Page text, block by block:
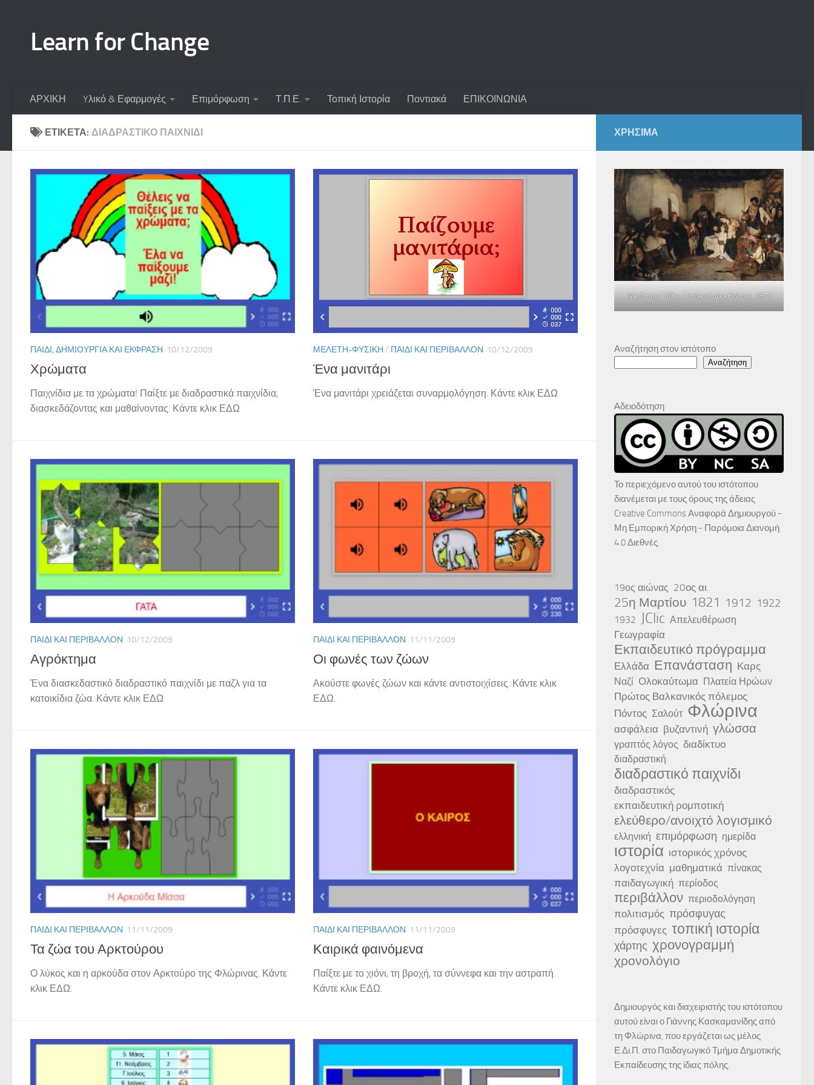
Learn for Change
ΑΡΧΙΚΗ Yλικό & Εφαρμογές Επιμόρφωση Τ.Π.Ε. Τοπική Ιστορία Ποντιακά ΕΠΙΚΟΙΝΩΝΙΑ
ΕΤΙΚΈΤΑ: ΔΙΑΔΡΑΣΤΙΚΌ ΠΑΙΧΝΊΔΙ
ΠΑΙΔΊ, ΔΗΜΙΟΥΡΓΊΑ ΚΑΙ ΈΚΦΡΑΣΗ 10/12/2009
Χρώματα
Παιχνίδια με τα χρώματα! Παίξτε με διαδραστικά παιχνίδια,
διασκεδάζοντας και μαθαίνοντας. Κάντε κλικ ΕΔΩ
ΜΕΛΈΤΗ-ΦΥΣΙΚΉ / ΠΑΙΔΊ ΚΑΙ ΠΕΡΙΒΆΛΛΟΝ 10/12/2009
Ένα μανιτάρι
Ένα μανιτάρι χρειάζεται συναρμολόγηση. Κάντε κλικ ΕΔΩ
ΠΑΙΔΊ ΚΑΙ ΠΕΡΙΒΆΛΛΟΝ 10/12/2009
Αγρόκτημα
Ένα διασκεδαστικό διαδραστικό παιχνίδι με παζλ για τα
κατοικίδια ζώα. Κάντε κλικ ΕΔΩ
ΠΑΙΔΊ ΚΑΙ ΠΕΡΙΒΆΛΛΟΝ 11/11/2009
Οι φωνές των ζώων
Ακούστε φωνές ζώων και κάντε αντιστοιχίσεις. Κάντε κλικ
ΕΔΩ.
ΠΑΙΔΊ ΚΑΙ ΠΕΡΙΒΆΛΛΟΝ 11/11/2009
Τα ζώα του Αρκτούρου
Ο λύκος και η αρκούδα στον Αρκτούρο της Φλώρινας. Κάντε
κλικ ΕΔΩ.
ΠΑΙΔΊ ΚΑΙ ΠΕΡΙΒΆΛΛΟΝ 11/11/2009
Καιρικά φαινόμενα
Παίξτε με το χιόνι, τη βροχή, τα σύννεφα και την αστραπή.
Κάντε κλικ ΕΔΩ.
ΧΡΗΣΙΜΑ
Νικόλαος Γύζης,Παιδικοί αρραβώνες, 1877
Αναζήτηση στον ιστότοπο
Αναζήτηση
Αδειοδότηση
Το περιεχόμενο αυτού του ιστότοπου
διανέμεται με τους όρους της άδειας
Creative Commons Αναφορά Δημιουργού -
Μη Εμπορική Χρήση - Παρόμοια Διανομή
4.0 Διεθνές.
19ος αιώνας 20ος αι.
25η Μαρτίου 1821 1912 1922
1932 JClic Απελευθέρωση
Γεωγραφία
Εκπαιδευτικό πρόγραμμα
Ελλάδα Επανάσταση Καρς
Ναζί Ολοκαύτωμα Πλατεία Ηρώων
Πρώτος Βαλκανικός πόλεμος
Πόντος Σαλούτ Φλώρινα
ασφάλεια βυζαντινή γλώσσα
γραπτός λόγος διαδίκτυο
διαδραστική
διαδραστικό παιχνίδι
διαδραστικός
εκπαιδευτική ρομποτική
ελεύθερο/ανοιχτό λογισμικό
ελληνική επιμόρφωση ημερίδα
ιστορία ιστορικός χρόνος
λογοτεχνία μαθηματικά πίνακας
παιδαγωγική περίοδος
περιβάλλον περιοδολόγηση
πολιτισμός πρόσφυγας
πρόσφυγες τοπική ιστορία
χάρτης χρονογραμμή
χρονολόγιο
Δημιουργός και διαχειριστής του ιστότοπου
αυτού είναι ο Γιάννης Κασκαμανίδης από
τη Φλώρινα, που εργάζεται ως μέλος
Ε.Δι.Π. στο Παιδαγωγικό Τμήμα Δημοτικής
Εκπαίδευσης της ίδιας πόλης.